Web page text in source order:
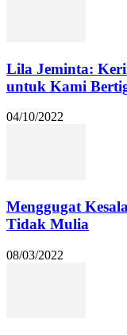
Lila Jeminta:
untuk Kami
04/10/2022
Menggugat
Tidak Mulia
08/03/2022